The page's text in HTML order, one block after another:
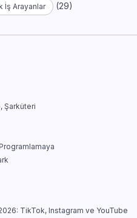
İş Arayanlar (29)
Şarküteri
TikTok, Instagram ve YouTube